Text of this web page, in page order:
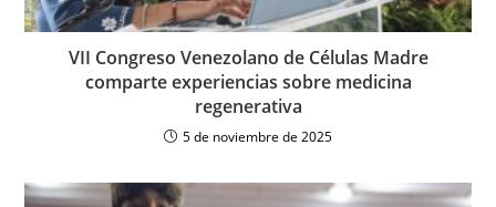
VII Congreso Venezolano de Células Madre
comparte experiencias sobre medicina
regenerativa
5 de noviembre de 2025